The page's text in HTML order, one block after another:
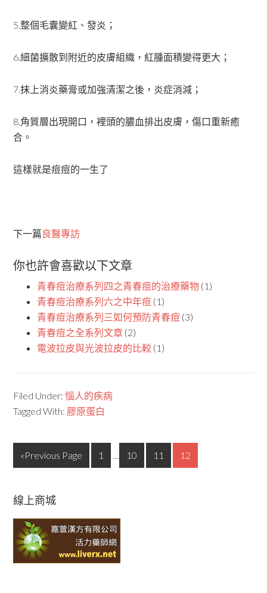
5.整個毛囊變紅、發炎；
6.細菌擴散到附近的皮膚組織，紅腫面積變得更大；
7.抹上消炎藥膏或加強清潔之後，炎症消減；
8.角質層出現開口，裡頭的膿血排出皮膚，傷口重新癒
合。
這樣就是痘痘的一生了
下一篇良醫專訪
你也許會喜歡以下文章
青春痘治療系列四之青春痘的治療藥物 (1)
青春痘治療系列六之中年痘 (1)
青春痘治療系列三如何預防青春痘 (3)
青春痘之全系列文章 (2)
電波拉皮與光波拉皮的比較 (1)
Filed Under:惱人的疾病
Tagged With: 膠原蛋白
«Previous Page 1 … 10 11 12
線上商城